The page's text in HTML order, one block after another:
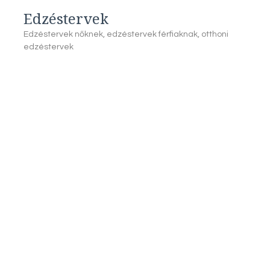
Edzéstervek
Edzéstervek nőknek, edzéstervek férfiaknak, otthoni
edzéstervek